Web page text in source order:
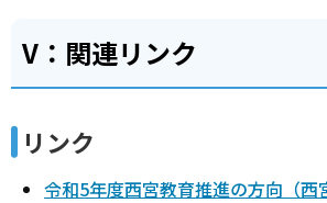
V：関連リンク
リンク
令和5年度西宮教育推進の方向（西